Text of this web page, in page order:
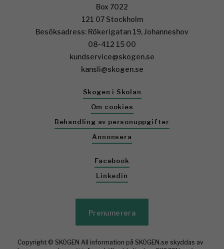
Box 7022
121 07 Stockholm
Besöksadress: Rökerigatan 19, Johanneshov
08-412 15 00
kundservice@skogen.se
kansli@skogen.se
Skogen i Skolan
Om cookies
Behandling av personuppgifter
Annonsera
Facebook
Linkedin
Prenumerera
Copyright © SKOGEN All information på SKOGEN.se skyddas av